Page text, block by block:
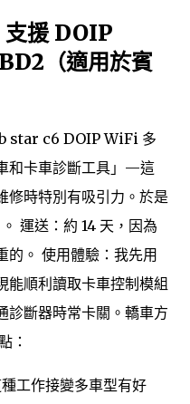
援 DOIP
（適用於賓
star c6 DOIP WiFi 多
和卡車診斷工具」—這
修時特別有吸引力。於是
運送：約 14 天，因為
的。 使用體驗：我先用
能順利讀取卡車控制模組
診斷器時常卡關。轎車方
：
工作接變多車型有好